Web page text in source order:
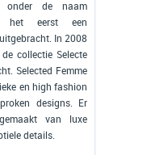
onder de naam
het eerst een
In 2008
collectie Selecte
Selected Femme
en high fashion
designs. Er
van luxe
details.